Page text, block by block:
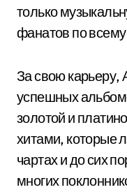
только
фанатов по
За свою карьеру,
успешных
золотой и
хитами, которые
чартах и до сих
многих